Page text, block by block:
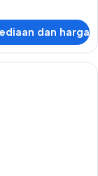
dan harga
tidur (Altitude) |